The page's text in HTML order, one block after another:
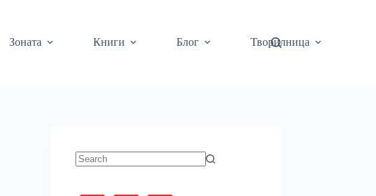
Зоната Книги Блог Творилница